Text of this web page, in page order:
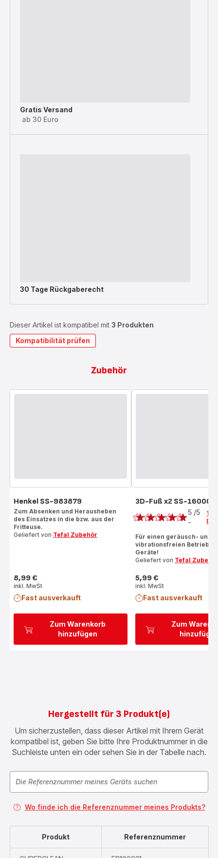
Gratis Versand
ab 30 Euro
30 Tage Rückgaberecht
Dieser Artikel ist kompatibel mit 3 Produkten
Kompatibilität prüfen
Zubehör
Zum Warenkorb
hinzufügen
Henkel SS-983879
Zum Absenken und Herausheben
des Einsatzes in die bzw. aus der
Fritteuse.
Geliefert von Tefal Zubehör
Preis
8,99 €
inkl. MwSt
Fast ausverkauft
Zum
3D-Fuß x2 SS-
Bewertung
mit
5
Sternen
(Durchschnitt)
5 /5
-
1
Für einen geräusch- und
vibrationsfreien Betrieb
Geräte!
Geliefert von Tefal
Preis
5,99 €
inkl. MwSt
Fast ausverkauft
Hergestellt für 3 Produkt(e)
Um sicherzustellen, dass dieser Artikel mit Ihrem Gerät
kompatibel ist, geben Sie bitte Ihre Produktnummer in die
Suchleiste unten ein oder sehen Sie in der Tabelle nach.
Wo finde ich die Referenznummer meines Produkts?
Produkt Referenznummer